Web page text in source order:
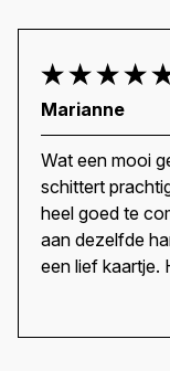
Marianne
Wat een mooi
schittert
heel goed te
aan dezelfde
een lief kaartje.